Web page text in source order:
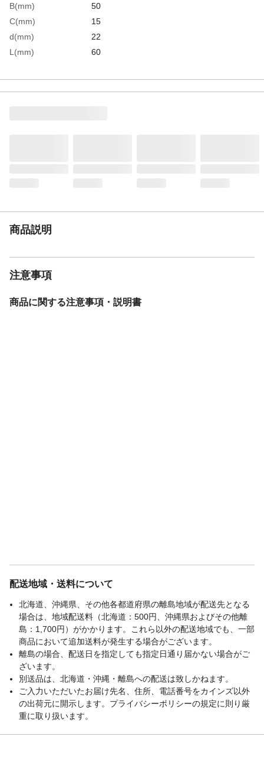
B(mm)
50
C(mm)
15
d(mm)
22
L(mm)
60
生産国
中国
商品説明
注意事項
商品に関する注意事項・説明書
配送地域・送料について
北海道、沖縄県、その他各都道府県の離島地域が配送先となる
場合は、地域配送料（北海道：500円、沖縄県およびその他離
島：1,700円）がかかります。これら以外の配送地域でも、一部
商品において追加送料が発生する場合がございます。
離島の場合、配送日を指定しても指定日通り届かない場合がご
ざいます。
別送品は、北海道・沖縄・離島への配送は致しかねます。
ご入力いただいたお届け先名、住所、電話番号をカインズ以外
の出荷元に開示します。プライバシーポリシーの規定に則り厳
重に取り扱います。